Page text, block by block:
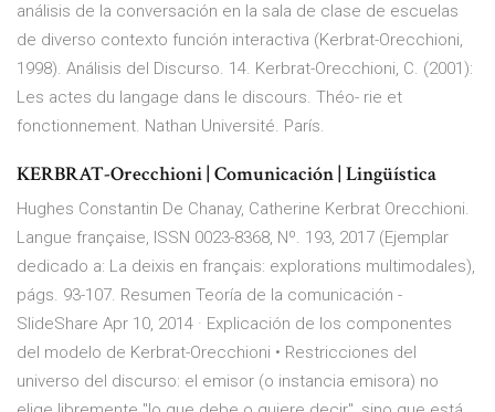
análisis de la conversación en la sala de clase de escuelas
de diverso contexto función interactiva (Kerbrat-Orecchioni,
1998). Análisis del Discurso. 14. Kerbrat-Orecchioni, C. (2001):
Les actes du langage dans le discours. Théo- rie et
fonctionnement. Nathan Université. París.
KERBRAT-Orecchioni | Comunicación | Lingüística
Hughes Constantin De Chanay, Catherine Kerbrat Orecchioni.
Langue française, ISSN 0023-8368, Nº. 193, 2017 (Ejemplar
dedicado a: La deixis en français: explorations multimodales),
págs. 93-107. Resumen Teoría de la comunicación -
SlideShare Apr 10, 2014 · Explicación de los componentes
del modelo de Kerbrat-Orecchioni • Restricciones del
universo del discurso: el emisor (o instancia emisora) no